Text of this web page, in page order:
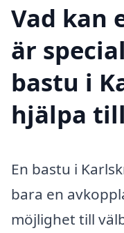
Vad kan
är
bastu i
hjälpa
En bastu i
bara en
möjlighet till